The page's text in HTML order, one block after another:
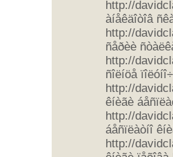
http://
àíåêäîòîâ
http://
ñåðèè
http://
ñîëíöå
http://
êíèãè
http://
áåñïëàòíî
http://